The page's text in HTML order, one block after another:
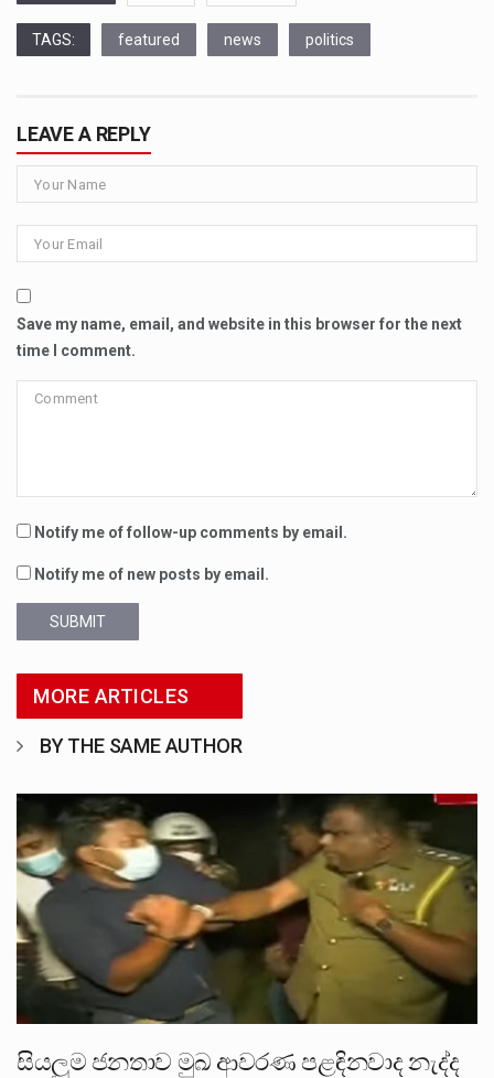
TAGS: featured news politics
LEAVE A REPLY
Save my name, email, and website in this browser for the next
time I comment.
Notify me of follow-up comments by email.
Notify me of new posts by email.
SUBMIT
MORE ARTICLES
BY THE SAME AUTHOR
සියලුම ජනතාව මුඛ ආවරණ පළඳිනවාද නැද්ද